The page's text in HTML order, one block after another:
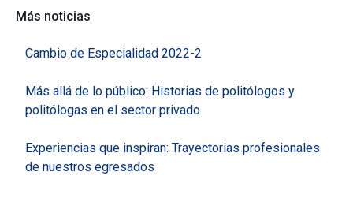
Más noticias
Cambio de Especialidad 2022-2
Más allá de lo público: Historias de politólogos y
politólogas en el sector privado
Experiencias que inspiran: Trayectorias profesionales
de nuestros egresados